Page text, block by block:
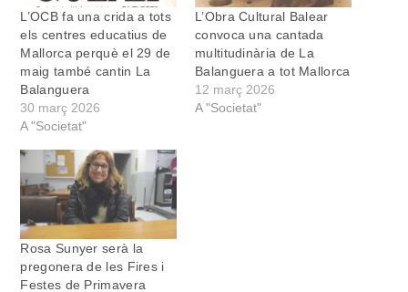
L’OCB fa una crida a tots
els centres educatius de
Mallorca perquè el 29 de
maig també cantin La
Balanguera
30 març 2026
A "Societat"
L’Obra Cultural Balear
convoca una cantada
multitudinària de La
Balanguera a tot Mallorca
12 març 2026
A "Societat"
Rosa Sunyer serà la
pregonera de les Fires i
Festes de Primavera